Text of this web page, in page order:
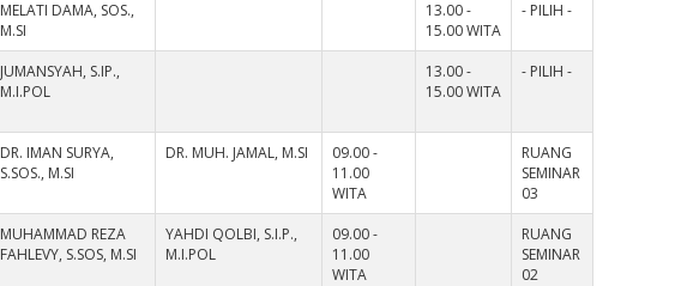
MELATI DAMA, SOS.,
M.SI
13.00 -
15.00 WITA
- PILIH -
JUMANSYAH, S.IP.,
M.I.POL
13.00 -
15.00 WITA
- PILIH -
DR. IMAN SURYA,
S.SOS., M.SI
DR. MUH. JAMAL, M.SI
09.00 -
11.00
WITA
RUANG
SEMINAR
03
MUHAMMAD REZA
FAHLEVY, S.SOS, M.SI
YAHDI QOLBI, S.I.P.,
M.I.POL
09.00 -
11.00
WITA
RUANG
SEMINAR
02